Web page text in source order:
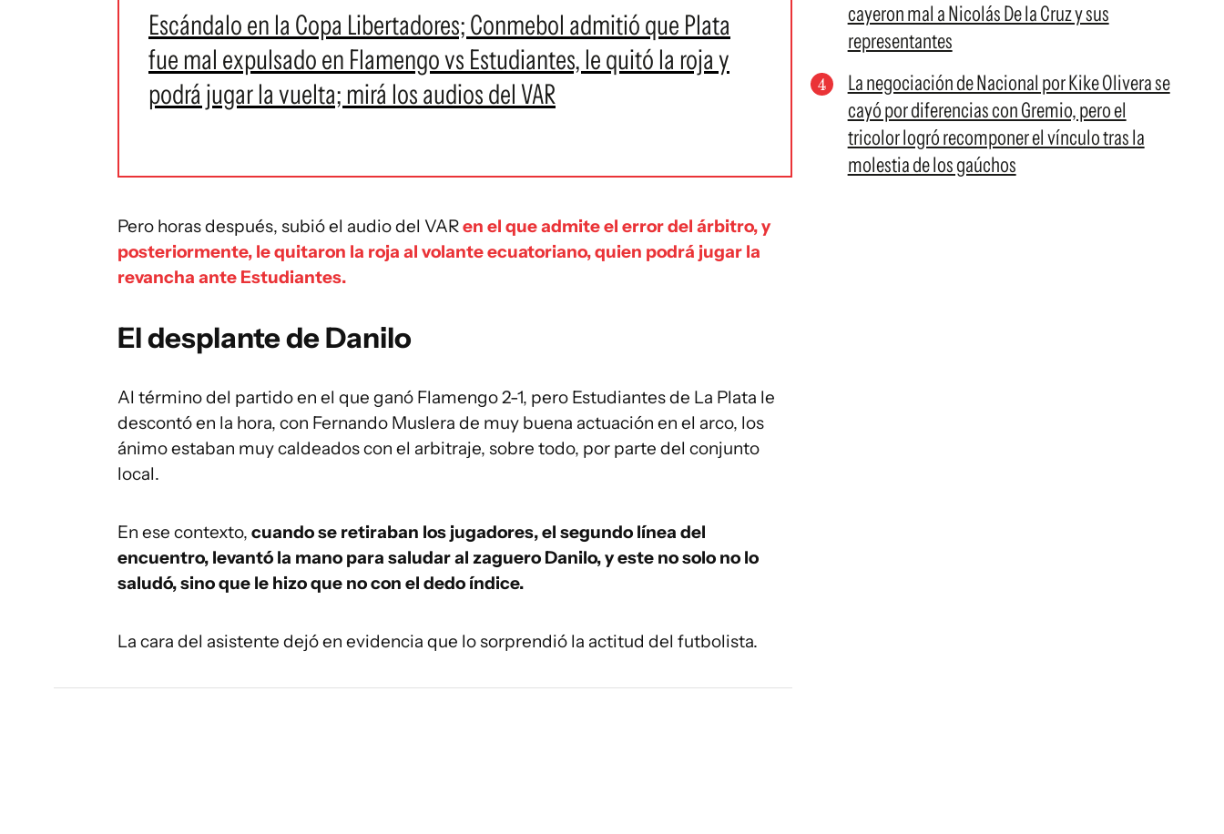
Escándalo en la Copa Libertadores; Conmebol admitió que Plata
fue mal expulsado en Flamengo vs Estudiantes, le quitó la roja y
podrá jugar la vuelta; mirá los audios del VAR
Pero horas después, subió el audio del VARen el que admite el error del árbitro, y
posteriormente, le quitaron la roja al volante ecuatoriano, quien podrá jugar la
revancha ante Estudiantes.
El desplante de Danilo
Al término del partido en el que ganó Flamengo 2-1, pero Estudiantes de La Plata le
descontó en la hora, con Fernando Muslera de muy buena actuación en el arco, los
ánimo estaban muy caldeados con el arbitraje, sobre todo, por parte del conjunto
local.
En ese contexto, cuando se retiraban los jugadores, el segundo línea del
encuentro, levantó la mano para saludar al zaguero Danilo, y este no solo no lo
saludó, sino que le hizo que no con el dedo índice.
La cara del asistente dejó en evidencia que lo sorprendió la actitud del futbolista.
cayeron mal a Nicolás De la Cruz y sus
representantes
La negociación de Nacional por Kike Olivera se
cayó por diferencias con Gremio, pero el
tricolor logró recomponer el vínculo tras la
molestia de los gaúchos